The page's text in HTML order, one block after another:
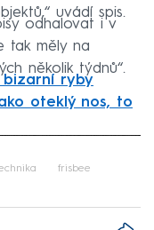
uvádí spis.
odhalovat i v
tak měly na
několik týdnů“.
bizarní ryby
oteklý nos, to
frisbee